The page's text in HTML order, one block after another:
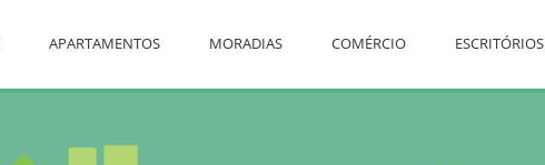
APARTAMENTOS MORADIAS COMÉRCIO ESCRITÓRIOS